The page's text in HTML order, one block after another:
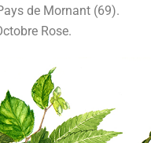
de Mornant (69).
Rose.